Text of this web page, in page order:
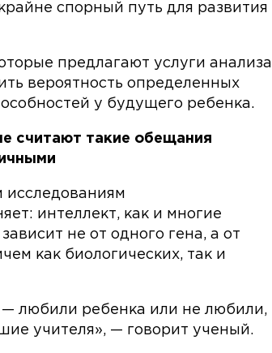
спорный путь для развития
предлагают услуги анализа
вероятность определенных
у будущего ребенка.
считают такие обещания
исследованиям
интеллект, как и многие
не от одного гена, а от
как биологических, так и
любили ребенка или не любили,
учителя», — говорит ученый.